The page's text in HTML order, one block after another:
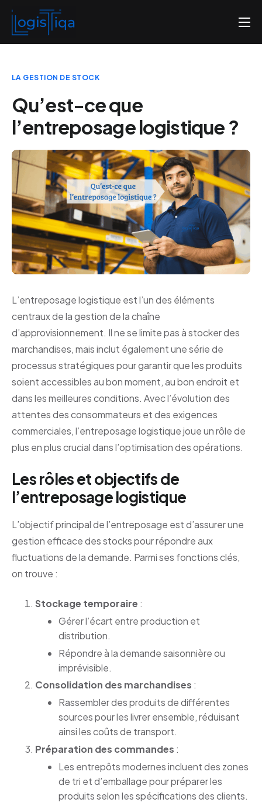
Accueil
Contactez-nous
LA GESTION DE STOCK
Qu’est-ce que
l’entreposage logistique ?
L’entreposage logistique est l’un des éléments
centraux de la gestion de la chaîne
d’approvisionnement. Il ne se limite pas à stocker des
marchandises, mais inclut également une série de
processus stratégiques pour garantir que les produits
soient accessibles au bon moment, au bon endroit et
dans les meilleures conditions. Avec l’évolution des
attentes des consommateurs et des exigences
commerciales, l’entreposage logistique joue un rôle de
plus en plus crucial dans l’optimisation des opérations.
Les rôles et objectifs de
l’entreposage logistique
L’objectif principal de l’entreposage est d’assurer une
gestion efficace des stocks pour répondre aux
fluctuations de la demande. Parmi ses fonctions clés,
on trouve :
Stockage temporaire :
Gérer l’écart entre production et
distribution.
Répondre à la demande saisonnière ou
imprévisible.
Consolidation des marchandises :
Rassembler des produits de différentes
sources pour les livrer ensemble, réduisant
ainsi les coûts de transport.
Préparation des commandes :
Les entrepôts modernes incluent des zones
de tri et d’emballage pour préparer les
produits selon les spécifications des clients.